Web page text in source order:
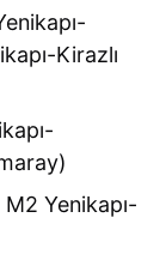
Kirazlı
Yenikapı-